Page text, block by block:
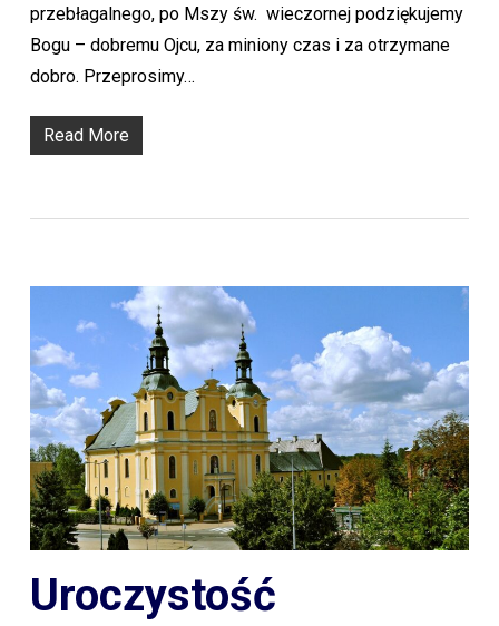
przebłagalnego, po Mszy św. wieczornej podziękujemy
Bogu – dobremu Ojcu, za miniony czas i za otrzymane
dobro. Przeprosimy…
Read More
Uroczystość